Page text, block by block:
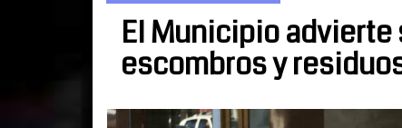
El Municipio
escombros y